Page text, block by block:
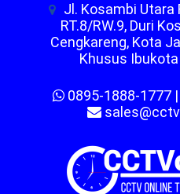
Jl. Kosambi Utara
RT.8/RW.9, Duri
Cengkareng, Kota
Khusus
0895-1888-1777|